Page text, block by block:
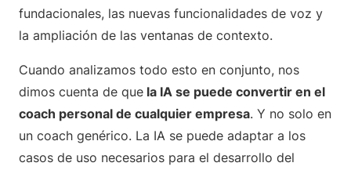
fundacionales, las nuevas funcionalidades de voz y
la ampliación de las ventanas de contexto.
Cuando analizamos todo esto en conjunto, nos
dimos cuenta de que la IA se puede convertir en el
coach personal de cualquier empresa. Y no solo en
un coach genérico. La IA se puede adaptar a los
casos de uso necesarios para el desarrollo del